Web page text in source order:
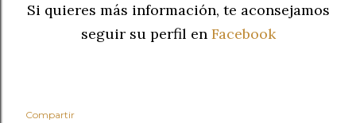
Si quieres más información, te aconsejamos
seguir su perfil en Facebook
Compartir